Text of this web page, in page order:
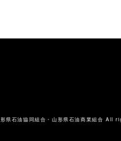
県石油協同組合・山形県石油商業組合 All